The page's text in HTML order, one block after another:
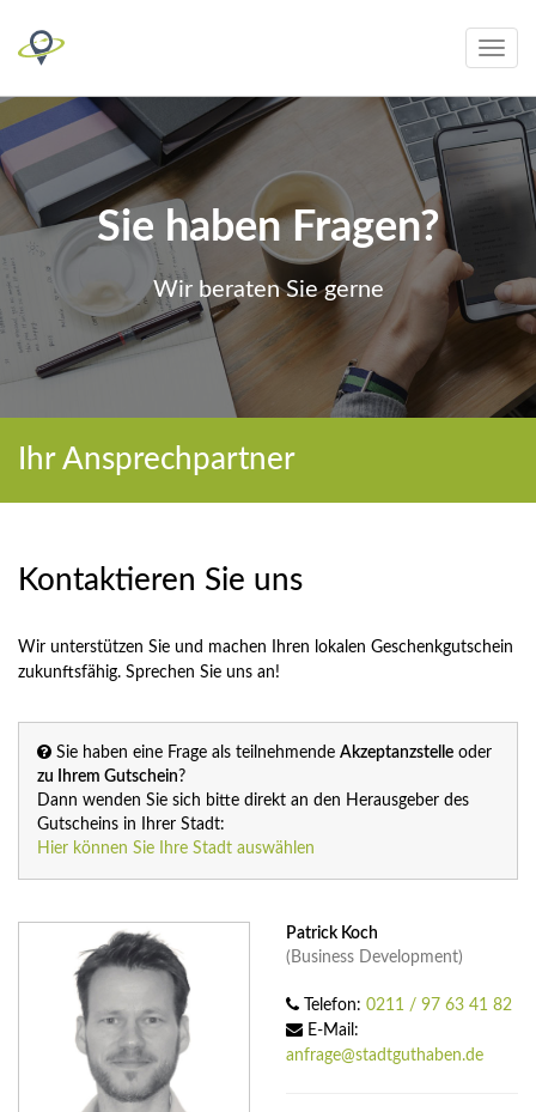
Toggle
Sie haben Fragen?
Wir beraten Sie gerne
Ihr Ansprechpartner
Kontaktieren Sie uns
Wir unterstützen Sie und machen Ihren lokalen Geschenkgutschein
zukunftsfähig. Sprechen Sie uns an!
Sie haben eine Frage als teilnehmende Akzeptanzstelle oder
zu Ihrem Gutschein ?
Dann wenden Sie sich bitte direkt an den Herausgeber des
Gutscheins in Ihrer Stadt:
Hier können Sie Ihre Stadt auswählen
Patrick Koch
(Business Development)
Telefon: 0211 / 97 63 41 82
E-Mail:
anfrage@stadtguthaben.de